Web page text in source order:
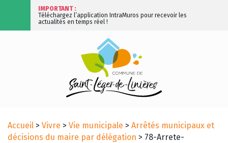
IMPORTANT :
Téléchargez l’application IntraMuros pour recevoir les
actualités en temps réel !
Accueil > Vivre > Vie municipale > Arrêtés municipaux et
décisions du maire par délégation > 78-Arrete-